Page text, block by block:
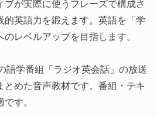
ブが実際に使うフレーズで構成さ
的英語力を鍛えます。英語を「学
レベルアップを目指します。
語学番組「ラジオ英会話」の放送
とめた音声教材です。番組・テキ
す。